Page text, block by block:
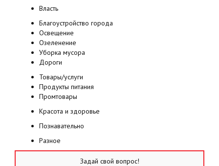
Власть
Благоустройство города
Освещение
Озеленение
Уборка мусора
Дороги
Товары/услуги
Продукты питания
Промтовары
Красота и здоровье
Познавательно
Разное
Задай свой вопрос!